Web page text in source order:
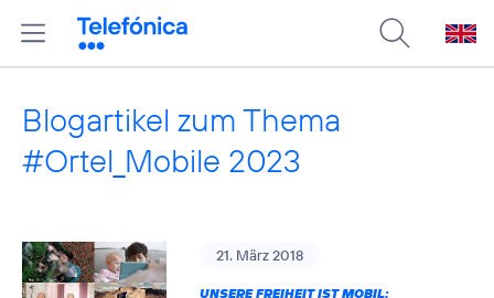
Blogartikel zum Thema
#Ortel_Mobile 2023
21. März 2018
UNSERE FREIHEIT IST MOBIL: